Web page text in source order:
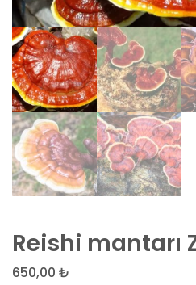
Reishi mantarı
650,00 ₺